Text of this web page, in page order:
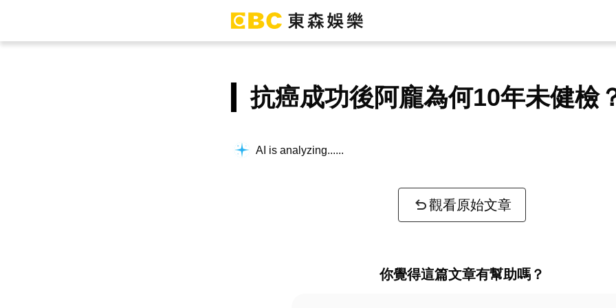
抗癌成功後阿龐為何10年未健檢
AI is analyzing...
觀看原始文章
你覺得這篇文章有幫助嗎？